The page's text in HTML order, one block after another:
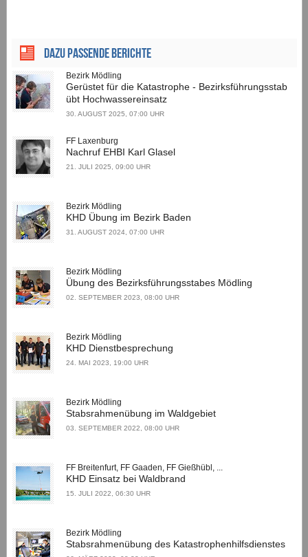
Dazu passende Berichte
Bezirk Mödling
Gerüstet für die Katastrophe - Bezirksführungsstab
übt Hochwassereinsatz
30. AUGUST 2025, 07:00 UHR
FF Laxenburg
Nachruf EHBI Karl Glasel
21. JULI 2025, 09:00 UHR
Bezirk Mödling
KHD Übung im Bezirk Baden
31. AUGUST 2024, 07:00 UHR
Bezirk Mödling
Übung des Bezirksführungsstabes Mödling
02. SEPTEMBER 2023, 08:00 UHR
Bezirk Mödling
KHD Dienstbesprechung
24. MAI 2023, 19:00 UHR
Bezirk Mödling
Stabsrahmenübung im Waldgebiet
03. SEPTEMBER 2022, 08:00 UHR
FF Breitenfurt, FF Gaaden, FF Gießhübl, ...
KHD Einsatz bei Waldbrand
15. JULI 2022, 06:30 UHR
Bezirk Mödling
Stabsrahmenübung des Katastrophenhilfsdienstes